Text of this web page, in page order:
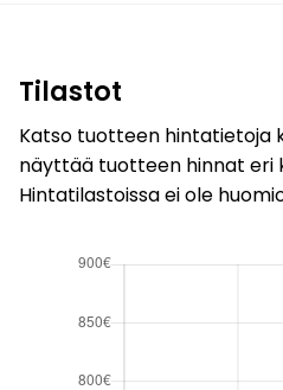
Tilastot
Katso tuotteen hintatietoja
näyttää tuotteen hinnat eri
Hintatilastoissa ei ole